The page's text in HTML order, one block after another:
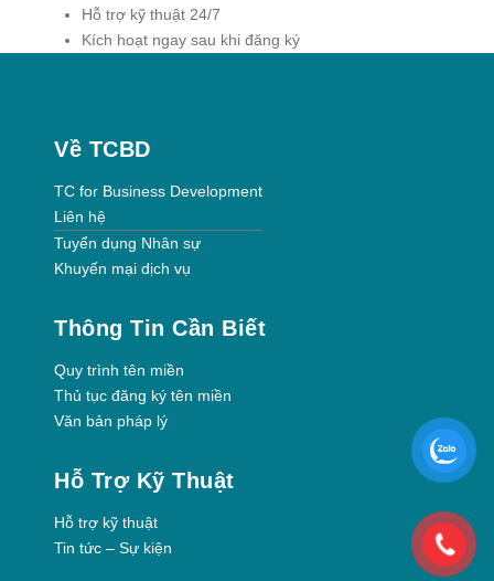
Hỗ trợ kỹ thuật 24/7
Kích hoạt ngay sau khi đăng ký
Về TCBD
TC for Business Development
Liên hệ
Tuyển dụng Nhân sự
Khuyến mại dịch vụ
Thông Tin Cần Biết
Quy trình tên miền
Thủ tục đăng ký tên miền
Văn bản pháp lý
Hỗ Trợ Kỹ Thuật
Hỗ trợ kỹ thuật
Tin tức – Sự kiện